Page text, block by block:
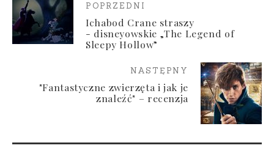
POPRZEDNI
Ichabod Crane straszy
- disneyowskie „The Legend of
Sleepy Hollow”
NASTĘPNY
"Fantastyczne zwierzęta i jak je
znaleźć" – recenzja